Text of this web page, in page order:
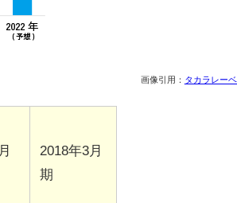
画像引用： タカラレー
月
2018年3 月
期